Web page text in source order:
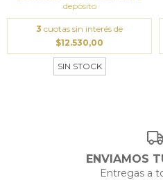
depósito
3 cuotas sin interés de
$12.530,00
SIN STOCK
ENVIAMOS
Entregas a